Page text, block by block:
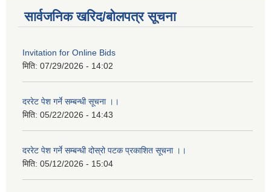
सार्वजनिक खरिद/बोलपत्र सूचना
Invitation for Online Bids
मिति: 07/29/2026 - 14:02
दररेट पेश गर्ने सम्बन्धी सूचना ।।
मिति: 05/22/2026 - 14:43
दररेट पेश गर्ने सम्बन्धी दोस्रो पटक प्रकाशित सूचना ।।
मिति: 05/12/2026 - 15:04